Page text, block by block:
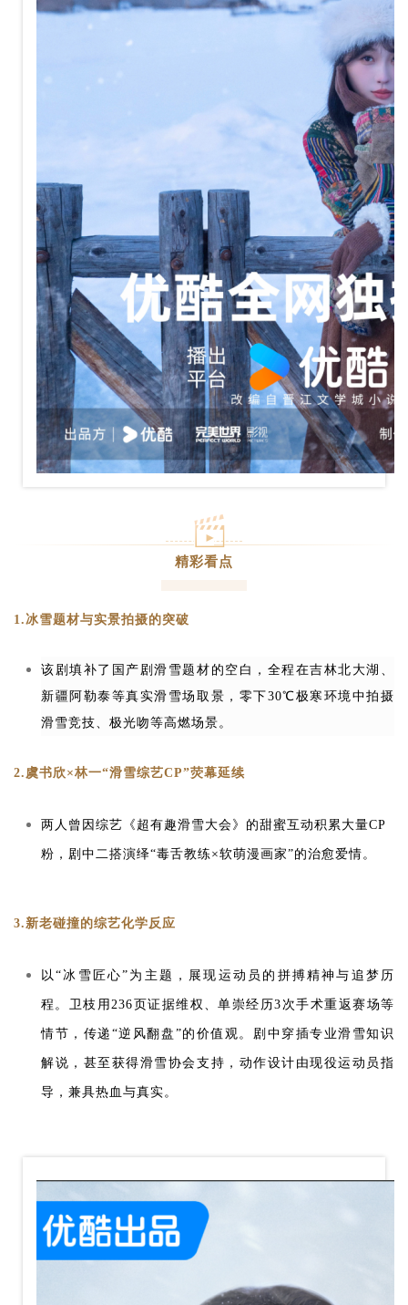
精彩看点
1.冰雪题材与实景拍摄的突破
该剧填补了国产剧滑雪题材的空白，全程在吉林北大湖、
新疆阿勒泰等真实滑雪场取景，零下30℃极寒环境中拍摄
滑雪竞技、极光吻等高燃场景。
2.虞书欣×林一“滑雪综艺CP”荧幕延续
两人曾因综艺《超有趣滑雪大会》的甜蜜互动积累大量CP
粉，剧中二搭演绎“毒舌教练×软萌漫画家”的治愈爱情。
3.新老碰撞的综艺化学反应
以“冰雪匠心”为主题，展现运动员的拼搏精神与追梦历
程。卫枝用236页证据维权、单崇经历3次手术重返赛场等
情节，传递“逆风翻盘”的价值观。剧中穿插专业滑雪知识
解说，甚至获得滑雪协会支持，动作设计由现役运动员指
导，兼具热血与真实。